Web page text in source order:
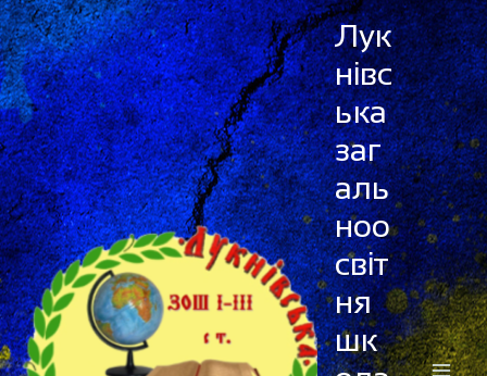
Перейти
до
вмісту
Лук
нівс
ька
заг
аль
ноо
світ
ня
шк